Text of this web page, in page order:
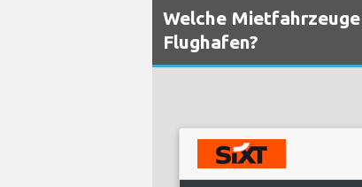
Welche
Flughafen?